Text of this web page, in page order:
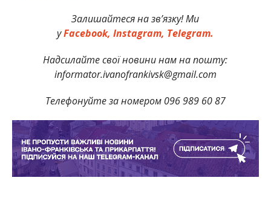
Залишайтеся на зв’язку! Ми
уFacebook, Instagram, Telegram.
Надсилайте свої новини нам на пошту:
informator.ivanofrankivsk@gmail.com
Телефонуйте за номером 096 989 60 87